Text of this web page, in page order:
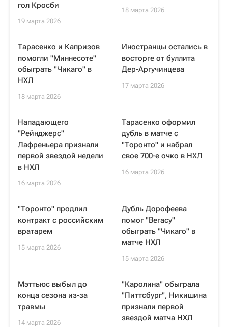
гол Кросби
19 марта 2026
18 марта 2026
Тарасенко и Капризов
помогли "Миннесоте"
обыграть "Чикаго" в
НХЛ
18 марта 2026
Иностранцы остались в
восторге от буллита
Дер-Аргучинцева
17 марта 2026
Нападающего
"Рейнджерс"
Лафреньера признали
первой звездой недели
в НХЛ
16 марта 2026
Тарасенко оформил
дубль в матче с
"Торонто" и набрал
свое 700-е очко в НХЛ
16 марта 2026
"Торонто" продлил
контракт с российским
вратарем
15 марта 2026
Дубль Дорофеева
помог "Вегасу"
обыграть "Чикаго" в
матче НХЛ
15 марта 2026
Мэттьюс выбыл до
конца сезона из-за
травмы
14 марта 2026
"Каролина" обыграла
"Питтсбург", Никишина
признали первой
звездой матча НХЛ